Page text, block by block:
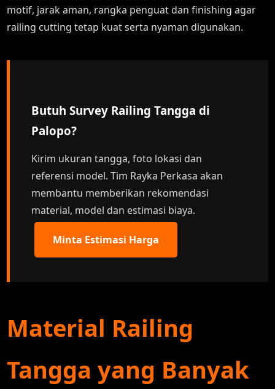
motif, jarak aman, rangka penguat dan finishing agar
railing cutting tetap kuat serta nyaman digunakan.
Butuh Survey Railing Tangga di
Palopo?
Kirim ukuran tangga, foto lokasi dan
referensi model. Tim Rayka Perkasa akan
membantu memberikan rekomendasi
material, model dan estimasi biaya.
Minta Estimasi Harga
Material Railing
Tangga yang Banyak